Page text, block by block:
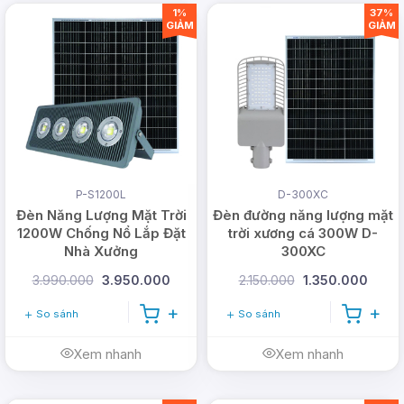
giờ vào ban ngày là đã có thể chiếu sáng từ 7 đến
10 giờ liên tục vào ban đêm.
P-S1200L
Đèn Năng Lượng Mặt Trời
1200W Chống Nổ Lắp Đặt
Nhà Xưởng
3.990.000 3.950.000
So sánh
Xem nhanh
1%
GIẢM
D-300XC
Đèn đường năng lượng mặt
trời xương cá 300W D-
300XC
2.150.000 1.350.000
So sánh
Xem nhanh
37%
GIẢM